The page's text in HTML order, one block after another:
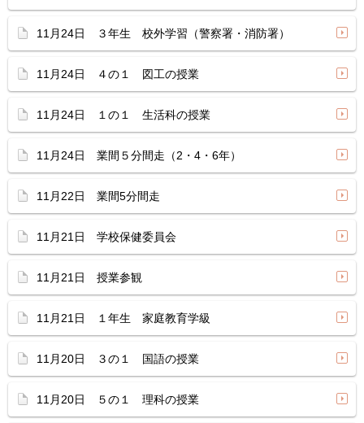
11月24日 ３年生 校外学習（警察署・消防署）
11月24日 ４の１ 図工の授業
11月24日 １の１ 生活科の授業
11月24日 業間５分間走（2・4・6年）
11月22日 業間5分間走
11月21日 学校保健委員会
11月21日 授業参観
11月21日 １年生 家庭教育学級
11月20日 ３の１ 国語の授業
11月20日 ５の１ 理科の授業